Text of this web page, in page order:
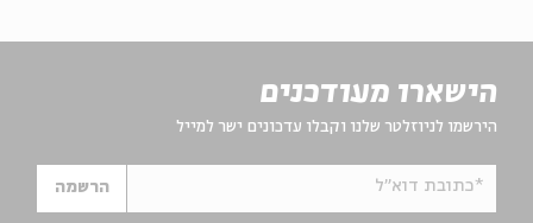
הישארו מעודכנים
הירשמו לניוזלטר שלנו וקבלו עדכונים ישר למייל
*כתובת דוא"ל הרשמה